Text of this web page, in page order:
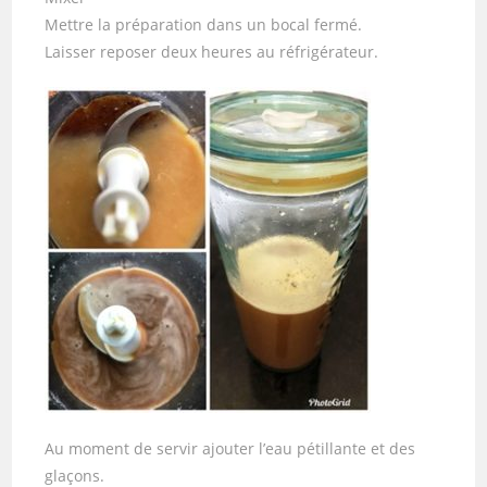
Mettre la préparation dans un bocal fermé.
Laisser reposer deux heures au réfrigérateur.
Au moment de servir ajouter l’eau pétillante et des
glaçons.